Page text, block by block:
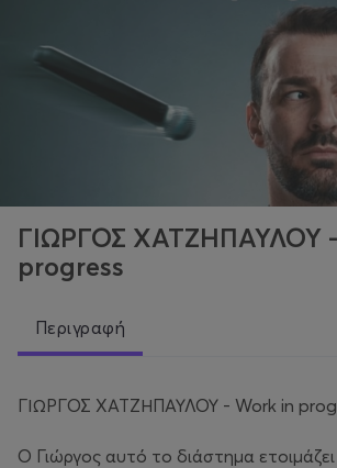
ΓΙΩΡΓΟΣ ΧΑΤΖΗΠΑΥΛΟΥ
progress
Περιγραφή
ΓΙΩΡΓΟΣ ΧΑΤΖΗΠΑΥΛΟΥ - Work in
Ο Γιώργος αυτό το διάστημα ετοιμάζει